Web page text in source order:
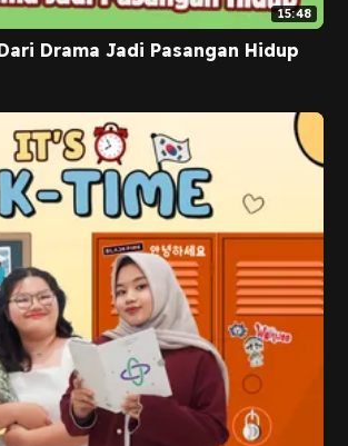
15:48
Drama Jadi Pasangan Hidup